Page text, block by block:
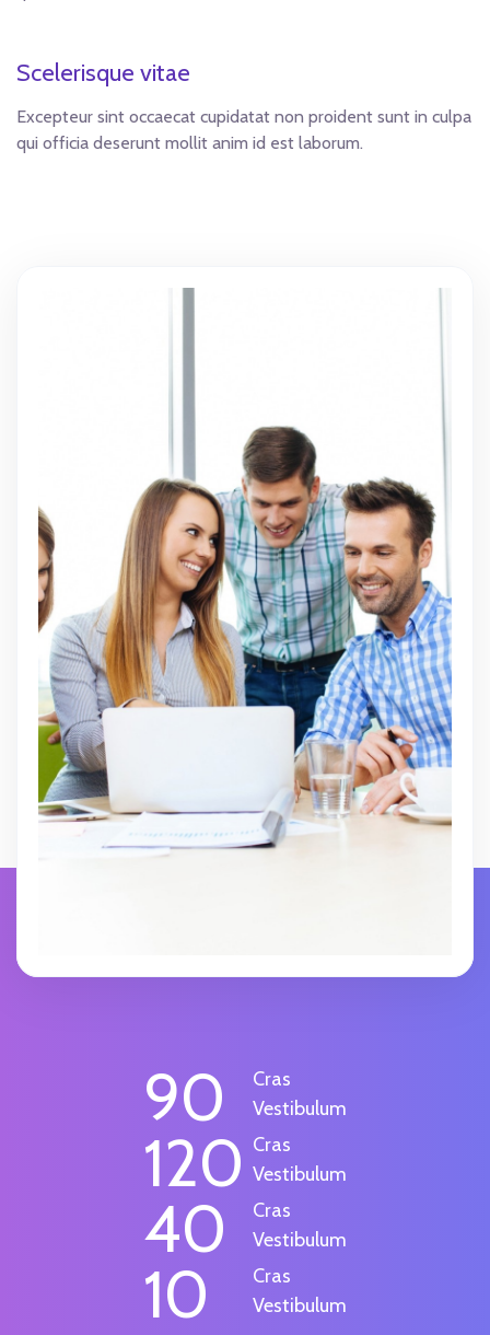
Scelerisque vitae
Excepteur sint occaecat cupidatat non proident sunt in culpa
qui officia deserunt mollit anim id est laborum.
90
Cras
Vestibulum
120 Cras
Vestibulum
40
Cras
Vestibulum
10
Cras
Vestibulum